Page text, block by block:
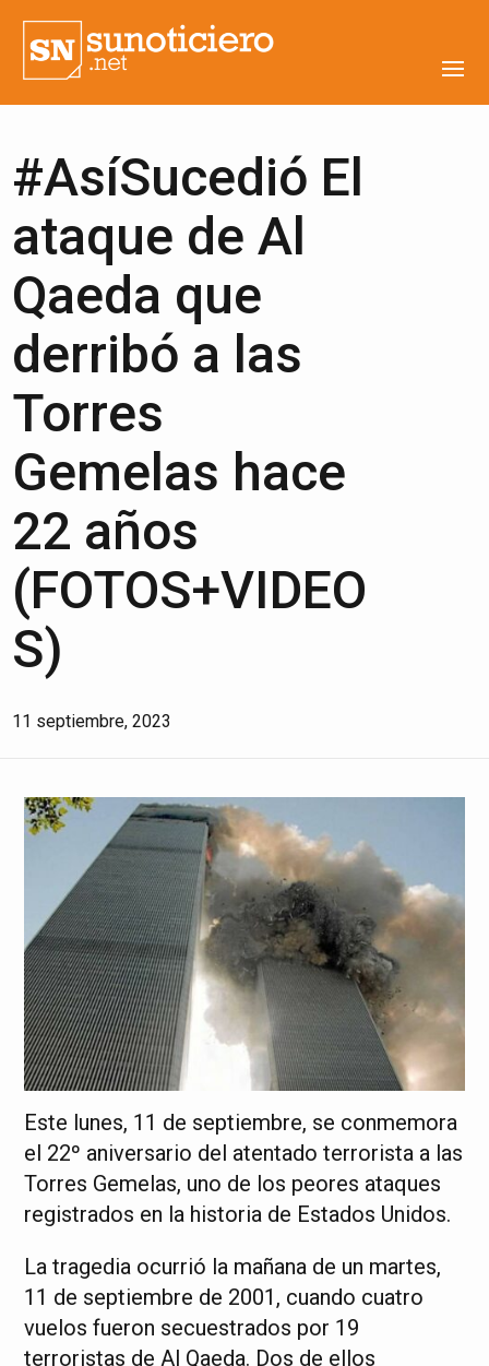
#AsíSucedió El
ataque de Al
Qaeda que
derribó a las
Torres
Gemelas hace
22 años
(FOTOS+VIDEO
S)
11 septiembre, 2023
Este lunes, 11 de septiembre, se conmemora
el 22º aniversario del atentado terrorista a las
Torres Gemelas, uno de los peores ataques
registrados en la historia de Estados Unidos.
La tragedia ocurrió la mañana de un martes,
11 de septiembre de 2001, cuando cuatro
vuelos fueron secuestrados por 19
terroristas de Al Qaeda. Dos de ellos